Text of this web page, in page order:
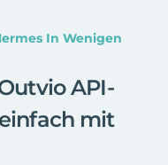
In Wenigen
API-
mit